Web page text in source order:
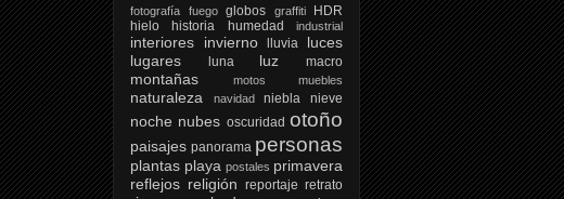
fotografía fuego globos graffiti
HDR
hielo
historia humedad industrial
interiores invierno lluvia
luces
lugares
luna luz macro
montañas motos muebles
naturaleza navidad niebla nieve
noche nubes oscuridad otoño
paisajes panorama personas
plantas playa postales primavera
reflejos religión reportaje retrato